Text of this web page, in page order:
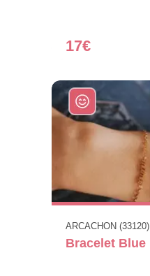
17€
ARCACHON (33120)
Bracelet Blue